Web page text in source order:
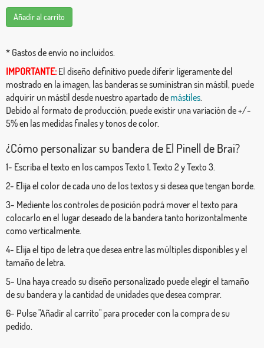
Añadir al carrito
* Gastos de envío no incluidos.
IMPORTANTE: El diseño definitivo puede diferir ligeramente del
mostrado en la imagen, las banderas se suministran sin mástil, puede
adquirir un mástil desde nuestro apartado de mástiles.
Debido al formato de producción, puede existir una variación de +/-
5% en las medidas finales y tonos de color.
¿Cómo personalizar su bandera de El Pinell de Brai?
1- Escriba el texto en los campos Texto 1, Texto 2 y Texto 3.
2- Elija el color de cada uno de los textos y si desea que tengan borde.
3- Mediente los controles de posición podrá mover el texto para
colocarlo en el lugar deseado de la bandera tanto horizontalmente
como verticalmente.
4- Elija el tipo de letra que desea entre las múltiples disponibles y el
tamaño de letra.
5- Una haya creado su diseño personalizado puede elegir el tamaño
de su bandera y la cantidad de unidades que desea comprar.
6- Pulse "Añadir al carrito" para proceder con la compra de su
pedido.